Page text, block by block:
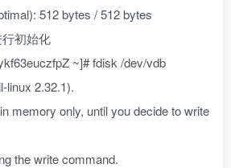
512 bytes / 512 bytes
初始化
~]# fdisk /dev/vdb
linux 2.32.1).
memory only, until you decide to write
the write command.